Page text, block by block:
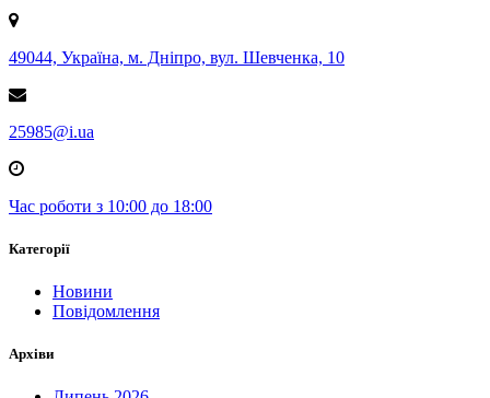
49044, Україна, м. Дніпро, вул. Шевченка, 10
25985@i.ua
Час роботи з 10:00 до 18:00
Категорії
Новини
Повідомлення
Архіви